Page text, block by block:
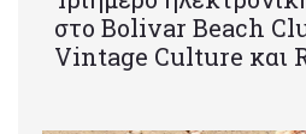
στο Bolivar Beach
Vintage Culture και